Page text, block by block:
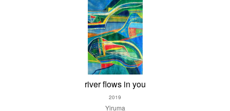
river flows in you
2019
Yiruma